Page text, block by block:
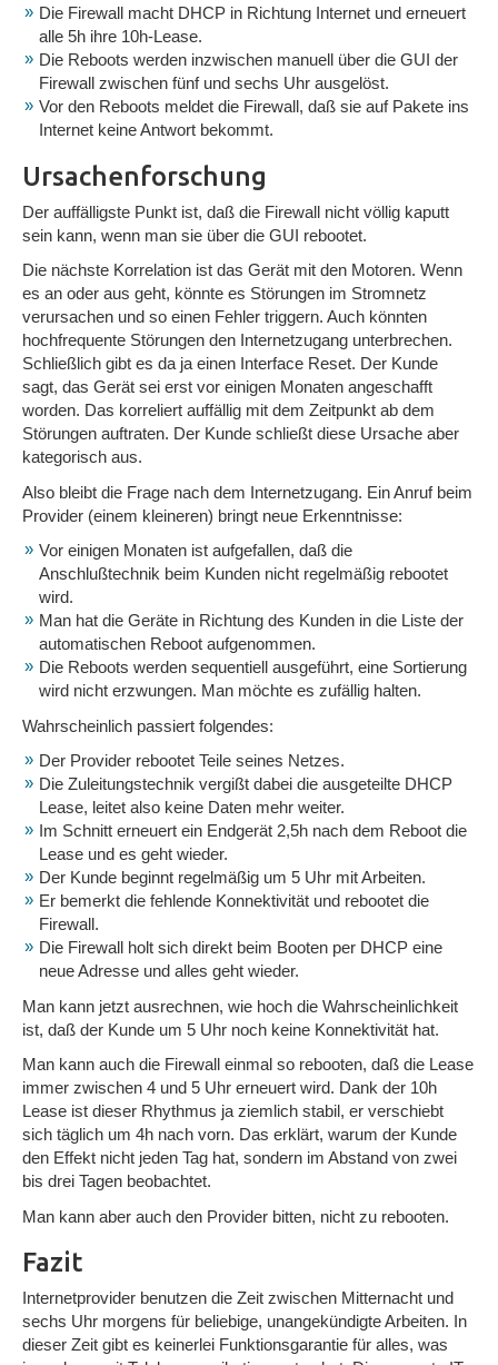
Die Firewall macht DHCP in Richtung Internet und erneuert
alle 5h ihre 10h-Lease.
Die Reboots werden inzwischen manuell über die GUI der
Firewall zwischen fünf und sechs Uhr ausgelöst.
Vor den Reboots meldet die Firewall, daß sie auf Pakete ins
Internet keine Antwort bekommt.
Ursachenforschung
Der auffälligste Punkt ist, daß die Firewall nicht völlig kaputt
sein kann, wenn man sie über die GUI rebootet.
Die nächste Korrelation ist das Gerät mit den Motoren. Wenn
es an oder aus geht, könnte es Störungen im Stromnetz
verursachen und so einen Fehler triggern. Auch könnten
hochfrequente Störungen den Internetzugang unterbrechen.
Schließlich gibt es da ja einen Interface Reset. Der Kunde
sagt, das Gerät sei erst vor einigen Monaten angeschafft
worden. Das korreliert auffällig mit dem Zeitpunkt ab dem
Störungen auftraten. Der Kunde schließt diese Ursache aber
kategorisch aus.
Also bleibt die Frage nach dem Internetzugang. Ein Anruf beim
Provider (einem kleineren) bringt neue Erkenntnisse:
Vor einigen Monaten ist aufgefallen, daß die
Anschlußtechnik beim Kunden nicht regelmäßig rebootet
wird.
Man hat die Geräte in Richtung des Kunden in die Liste der
automatischen Reboot aufgenommen.
Die Reboots werden sequentiell ausgeführt, eine Sortierung
wird nicht erzwungen. Man möchte es zufällig halten.
Wahrscheinlich passiert folgendes:
Der Provider rebootet Teile seines Netzes.
Die Zuleitungstechnik vergißt dabei die ausgeteilte DHCP
Lease, leitet also keine Daten mehr weiter.
Im Schnitt erneuert ein Endgerät 2,5h nach dem Reboot die
Lease und es geht wieder.
Der Kunde beginnt regelmäßig um 5 Uhr mit Arbeiten.
Er bemerkt die fehlende Konnektivität und rebootet die
Firewall.
Die Firewall holt sich direkt beim Booten per DHCP eine
neue Adresse und alles geht wieder.
Man kann jetzt ausrechnen, wie hoch die Wahrscheinlichkeit
ist, daß der Kunde um 5 Uhr noch keine Konnektivität hat.
Man kann auch die Firewall einmal so rebooten, daß die Lease
immer zwischen 4 und 5 Uhr erneuert wird. Dank der 10h
Lease ist dieser Rhythmus ja ziemlich stabil, er verschiebt
sich täglich um 4h nach vorn. Das erklärt, warum der Kunde
den Effekt nicht jeden Tag hat, sondern im Abstand von zwei
bis drei Tagen beobachtet.
Man kann aber auch den Provider bitten, nicht zu rebooten.
Fazit
Internetprovider benutzen die Zeit zwischen Mitternacht und
sechs Uhr morgens für beliebige, unangekündigte Arbeiten. In
dieser Zeit gibt es keinerlei Funktionsgarantie für alles, was